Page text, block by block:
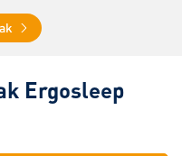
Ergosleep